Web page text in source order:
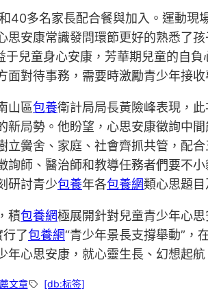
40多名家長配合餐與加入。運動現
思安康常識發問環節更好的熟悉了
于兒童身心安康，芳華期兒童的自
面對待事務，需要時激勵青少年接收
山區包養衛計局局長黃險峰表現，
新局勢。他盼望，心思安康徵詢中
立黌舍、家庭、社會齊抓共管，配
詢師、醫治師和教導任務者們要不
研討青少包養年各包養網類心思題
積包養網極展開針對兒童青少年心
了包養網“青少年景長支撐舉動”，
年心思安康，就心靈生長、幻想起
文章 [db:标签]